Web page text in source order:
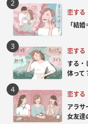
恋する
「結
恋する
する・
体って
恋する
アラ
女友達